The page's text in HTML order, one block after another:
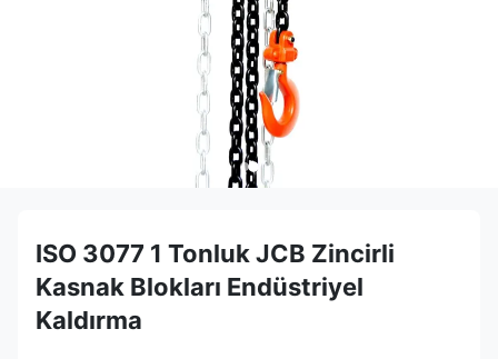
ISO 3077 1 Tonluk JCB Zincirli
Kasnak Blokları Endüstriyel
Kaldırma